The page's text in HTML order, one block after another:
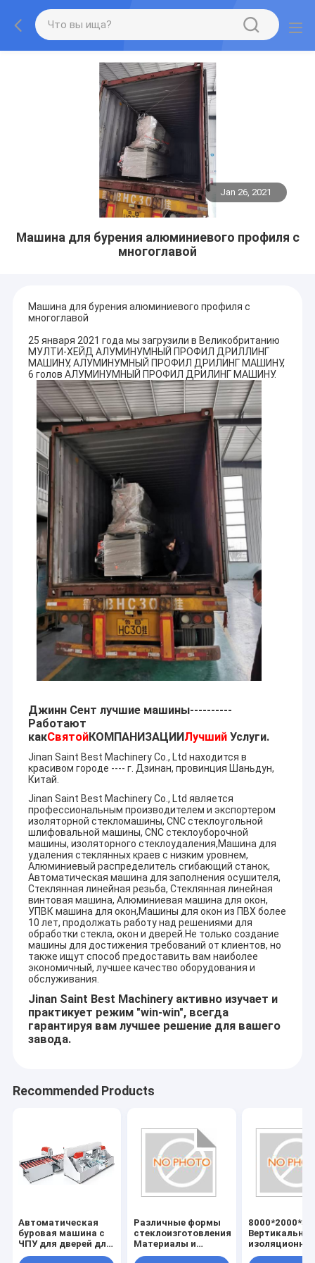
Jan 26, 2021
Машина для бурения алюминиевого профиля с
многоглавой
Машина для бурения алюминиевого профиля с
многоглавой
25 января 2021 года мы загрузили в Великобританию
МУЛТИ-ХЕЙД АЛУМИНУМНЫЙ ПРОФИЛ ДРИЛЛИНГ
МАШИНУ, АЛУМИНУМНЫЙ ПРОФИЛ ДРИЛИНГ МАШИНУ,
6 голов АЛУМИНУМНЫЙ ПРОФИЛ ДРИЛИНГ МАШИНУ.
Джинн Сент лучшие машины----------
Работают
какСвятойКОМПАНИЗАЦИИЛучший Услуги.
Jinan Saint Best Machinery Co., Ltd находится в
красивом городе ---- г. Дзинан, провинция Шаньдун,
Китай.
Jinan Saint Best Machinery Co., Ltd является
профессиональным производителем и экспортером
изоляторной стекломашины, CNC стеклоугольной
шлифовальной машины, CNC стеклоуборочной
машины, изоляторного стеклоудаления,Машина для
удаления стеклянных краев с низким уровнем,
Алюминиевый распределитель сгибающий станок,
Автоматическая машина для заполнения осушителя,
Стеклянная линейная резьба, Стеклянная линейная
винтовая машина, Алюминиевая машина для окон,
УПВК машина для окон,Машины для окон из ПВХ более
10 лет, продолжать работу над решениями для
обработки стекла, окон и дверей.Не только создание
машины для достижения требований от клиентов, но
также ищут способ предоставить вам наиболее
экономичный, лучшее качество оборудования и
обслуживания.
Jinan Saint Best Machinery активно изучает и
практикует режим "win-win", всегда
гарантируя вам лучшее решение для вашего
завода.
Recommended Products
Автоматическая
буровая машина с
ЧПУ для дверей для
душа
Различные формы
стеклоизготовления
Материалы и
инструменты с
Вертикальное
изоляционное
стекло/